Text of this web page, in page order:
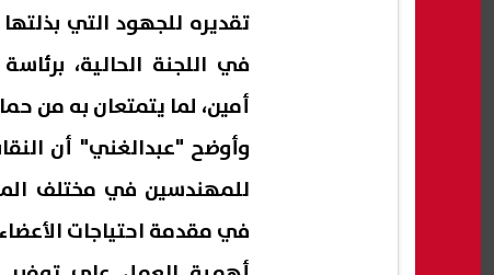
تقديره للجهود التي
في اللجنة الحالية،
أمين، لما يتمتعان به من
وأوضح "عبدالغني" أن
للمهندسين في مختلف
في مقدمة احتياجات